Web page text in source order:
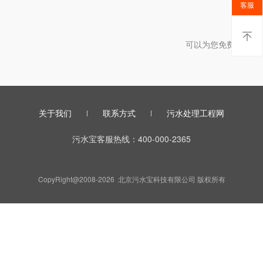
暂时
可以为您免费提供
客服
关于我们 联系方式 污水处理工程网
污水宝客服热线：400-000-2365
CopyRight@2008-2026 北京污水宝科技有限公司 版权所有